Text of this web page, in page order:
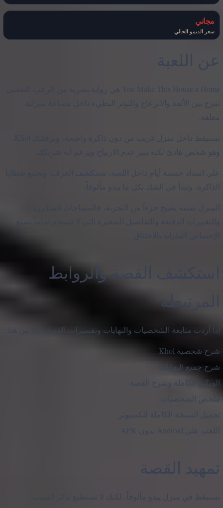
مجاني
سعر الديمو الحالي
عن اللعبة
You Make This House a Home هي رواية بصرية من الرعب النفسي
تمزج بين الألفة والانزعاج والتوتر البطيء داخل مساحة منزلية
مغلقة.
وهو شخص هادئ لكنه يثير عدم الارتياح ويزعم أنه شريكك.
على امتداد خمسة أيام داخل اللعبة، تستكشف الغرف، وتجمع شظايا
الذاكرة، وتبدأ في الشك بكل ما يبدو مألوفاً.
المنزل نفسه يصبح جزءاً من التجربة، فالمساحات المتكررة
والتغييرات الدقيقة والتفاصيل الصغيرة التي لا تنسجم تماماً تصنع
استكشف القصة والروابط
المرتبطة
إذا أردت متابعة الشخصيات والنهايات وتفسيرات القصة، ابدأ من هنا:
شرح شخصية Khol
شرح جميع النهايات
الويكي الكاملة وشرح القصة
ملخص الشخصيات
تحميل النسخة الكاملة للكمبيوتر
اللعب على Android بدون APK
تمهيد القصة
تستيقظ في منزل يبدو مألوفاً، لكنك لا تستطيع تذكر السبب.